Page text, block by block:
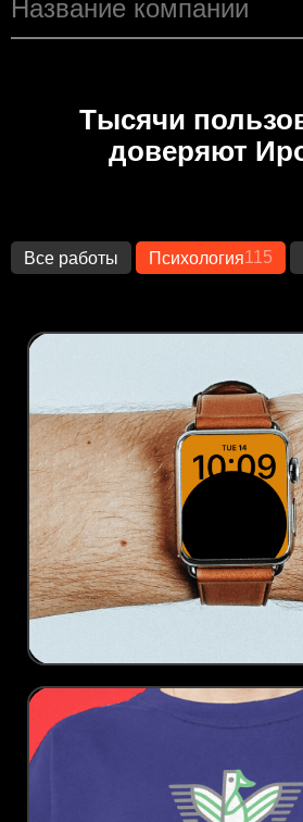
Тысячи
доверяют
Все работы Психология115